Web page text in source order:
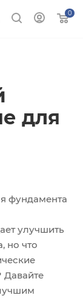
0
для
фундамента
улучшить
но что
Давайте